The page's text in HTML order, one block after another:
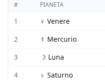
# PIANETA
1 ♀ Venere
2
☿ Mercurio
3
☽ Luna
4
♄ Saturno